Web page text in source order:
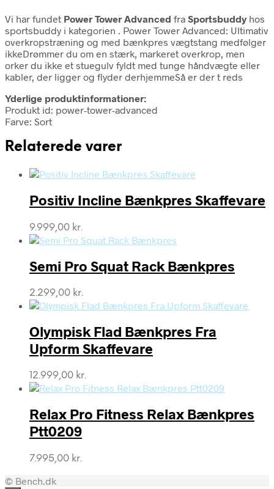
Vi har fundet Power Tower Advanced fra Sportsbuddyhos
sportsbuddy i kategorien . Power Tower Advanced: Ultimativ
overkropstræning og med bænkpres vægtstang medfølger
ikkeDrømmer du om en stærk, markeret overkrop, men
orker du ikke et stuegulv fyldt med tunge håndvægte eller
kabler, der ligger og flyder derhjemmeSå er der t reds
Yderlige produktinformationer:
Produkt id: power-tower-advanced
Farve: Sort
Relaterede varer
Positiv Incline Bænkpres Skaffevare
9.999,00 kr.
Semi Pro Squat Rack Bænkpres
2.299,00 kr.
Olympisk Flad Bænkpres Fra
Upform Skaffevare
12.999,00 kr.
Relax Pro Fitness Relax Bænkpres
Ptt0209
7.995,00 kr.
© Bench.dk